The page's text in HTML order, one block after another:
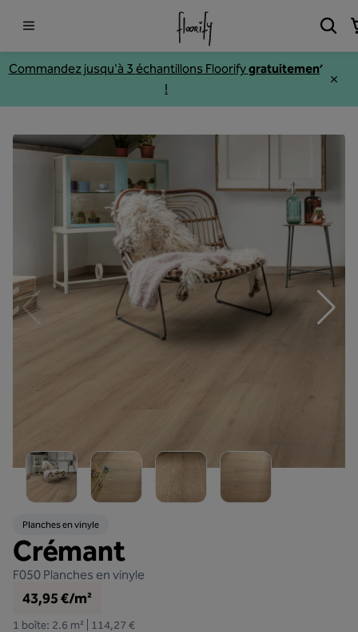
Commandez jusqu'à 3 échantillons Floorifygratuitement
!
Planches en vinyle
Crémant
F050 Planches en vinyle
43,95 €/m²
1 boîte: 2.6 m² | 114,27 €